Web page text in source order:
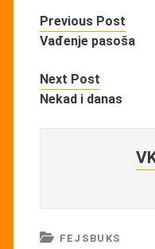
Previous Post
Vađenje pasoša
Next Post
Nekad i danas
FEJSBUKS